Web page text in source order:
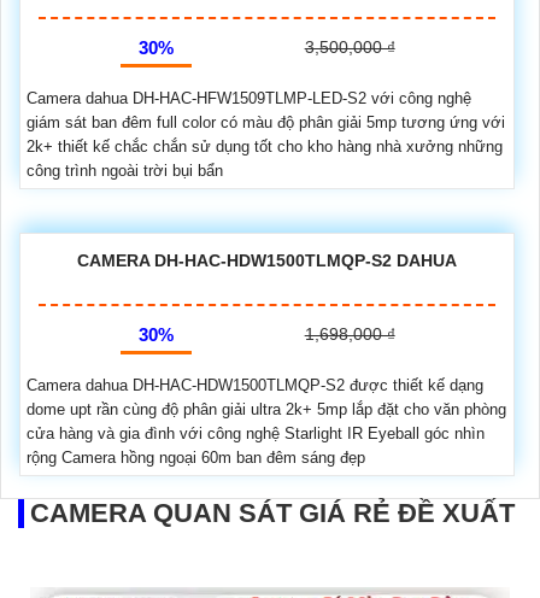
30% 3,500,000 ₫
Camera dahua DH-HAC-HFW1509TLMP-LED-S2 với công nghệ
giám sát ban đêm full color có màu độ phân giải 5mp tương ứng với
2k+ thiết kế chắc chắn sử dụng tốt cho kho hàng nhà xưởng những
công trình ngoài trời bụi bẩn
CAMERA DH-HAC-HDW1500TLMQP-S2 DAHUA
30% 1,698,000 ₫
Camera dahua DH-HAC-HDW1500TLMQP-S2 được thiết kế dạng
dome upt rần cùng độ phân giải ultra 2k+ 5mp lắp đặt cho văn phòng
cửa hàng và gia đình với công nghệ Starlight IR Eyeball góc nhìn
rộng Camera hồng ngoại 60m ban đêm sáng đẹp
CAMERA QUAN SÁT GIÁ RẺ ĐỀ XUẤT